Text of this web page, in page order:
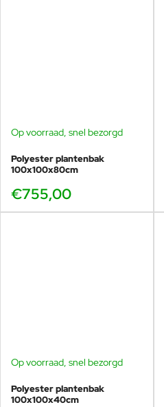
Op voorraad, snel bezorgd
Polyester plantenbak
100x100x80cm
€755,00
Op voorraad, snel bezorgd
Polyester plantenbak
100x100x40cm